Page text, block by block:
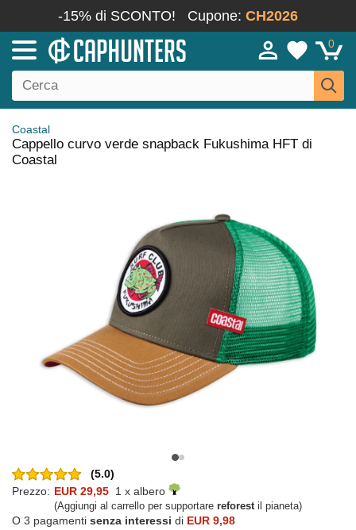
-15% di SCONTO! Cupone: CH2026
0
Coastal
Cappello curvo verde snapback Fukushima HFT di
Coastal
(5.0)
Prezzo: EUR 29,95 1 x albero
(Aggiungi al carrello per supportare reforestil pianeta)
O 3 pagamenti senza interessi di EUR 9,98